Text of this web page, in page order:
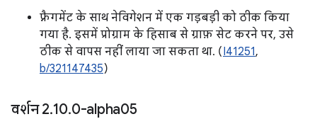
फ़्रैगमेंट के साथ नेविगेशन में एक गड़बड़ी को ठीक किया
गया है. इसमें प्रोग्राम के हिसाब से ग्राफ़ सेट करने पर, उसे
ठीक से वापस नहीं लाया जा सकता था. (I41251,
b/321147435)
वर्शन 2.10.0-alpha05